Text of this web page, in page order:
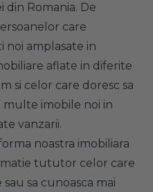
din Romania. De
care
noi amplasate in
aflate in diferite
si celor care doresc sa
multe imobile noi in
vanzarii.
noastra imobiliara
tututor celor care
sa cunoasca mai